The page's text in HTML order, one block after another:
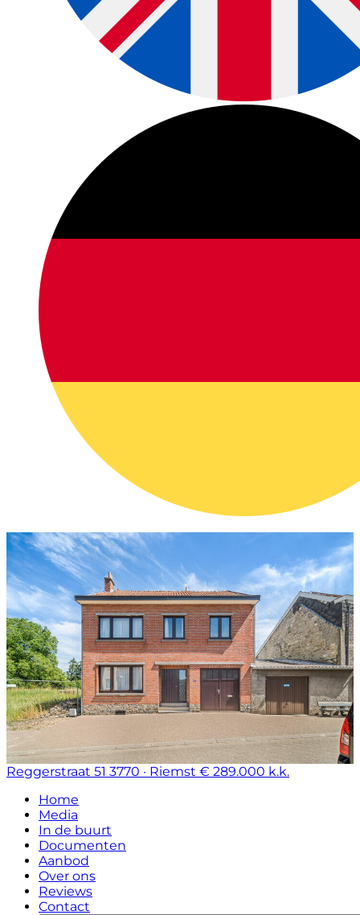
Reggerstraat 51 3770 · Riemst € 289.000 k.k.
Home
Media
In de buurt
Documenten
Aanbod
Over ons
Reviews
Contact